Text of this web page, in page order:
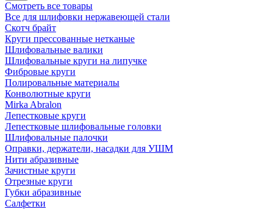
Смотреть все товары
Все для шлифовки нержавеющей стали
Скотч брайт
Круги прессованные нетканые
Шлифовальные валики
Шлифовальные круги на липучке
Фибровые круги
Полировальные материалы
Конволютные круги
Mirka Abralon
Лепестковые круги
Лепестковые шлифовальные головки
Шлифовальные палочки
Оправки, держатели, насадки для УШМ
Нити абразивные
Зачистные круги
Отрезные круги
Губки абразивные
Салфетки